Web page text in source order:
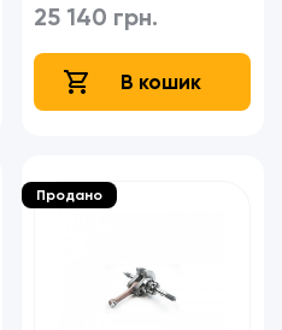
25 140 грн.
В кошик
Продано